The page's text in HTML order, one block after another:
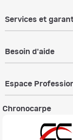
Services et
Besoin d'aide
Espace
Chronocarpe